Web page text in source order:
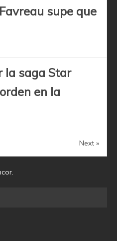
supe que
la saga Star
en la
Next »